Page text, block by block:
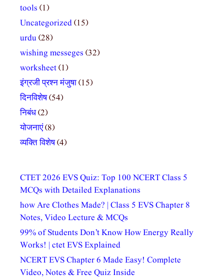
tools (1)
Uncategorized(15)
urdu(28)
wishing messeges (32)
worksheet(1)
इंग्रजी प्रश्न मंजुषा(15)
दिनविशेष(54)
निबंध(2)
योजनाएं(8)
व्यक्ति विशेष(4)
CTET 2026 EVS Quiz: Top 100 NCERT Class 5
MCQs with Detailed Explanations
how Are Clothes Made? | Class 5 EVS Chapter 8
Notes, Video Lecture & MCQs
99% of Students Don’t Know How Energy Really
Works! | ctet EVS Explained
NCERT EVS Chapter 6 Made Easy! Complete
Video, Notes & Free Quiz Inside